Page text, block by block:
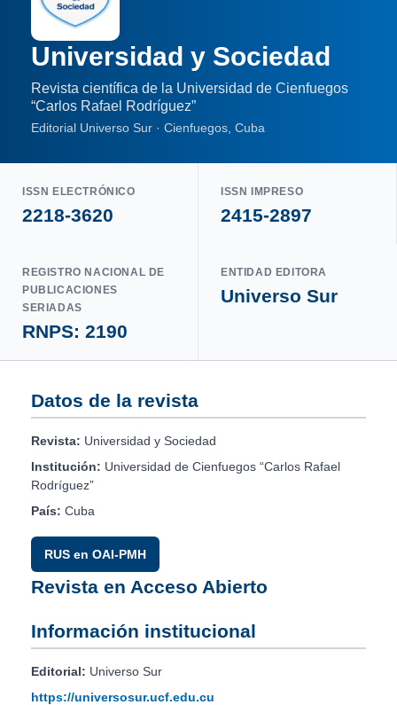
Universidad y Sociedad
Revista científica de la Universidad de Cienfuegos
“Carlos Rafael Rodríguez”
Editorial Universo Sur · Cienfuegos, Cuba
ISSN ELECTRÓNICO
2218-3620
ISSN IMPRESO
2415-2897
REGISTRO NACIONAL DE
PUBLICACIONES
SERIADAS
RNPS: 2190
ENTIDAD EDITORA
Universo Sur
Datos de la revista
Revista: Universidad y Sociedad
Institución: Universidad de Cienfuegos “Carlos Rafael
Rodríguez”
País: Cuba
RUS en OAI-PMH
Revista en Acceso Abierto
Información institucional
Editorial: Universo Sur
https://universosur.ucf.edu.cu